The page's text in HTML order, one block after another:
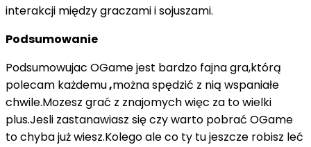
interakcji między graczami i sojuszami.
Podsumowanie
Podsumowujac OGame jest bardzo fajna gra,którą
polecam każdemu,można spędzić z nią wspaniałe
chwile.Mozesz grać z znajomych więc za to wielki
plus.Jesli zastanawiasz się czy warto pobrać OGame
to chyba już wiesz.Kolego ale co ty tu jeszcze robisz leć